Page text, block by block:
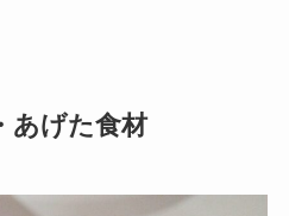
あげた食材